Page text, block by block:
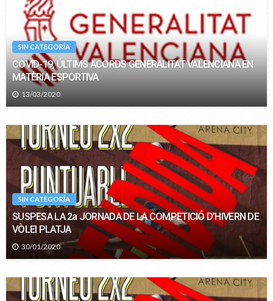
SIN CATEGORÍA
COVID-19, ÚLTIMS ACORDS GENERALITAT VALENCIANA EN
MATÈRIA ESPORTIVA
13/03/2020
SIN CATEGORÍA
SUSPESA LA 2a JORNADA DE LA COMPETICIÓ D’HIVERN DE
VÒLEI PLATJA
30/01/2020